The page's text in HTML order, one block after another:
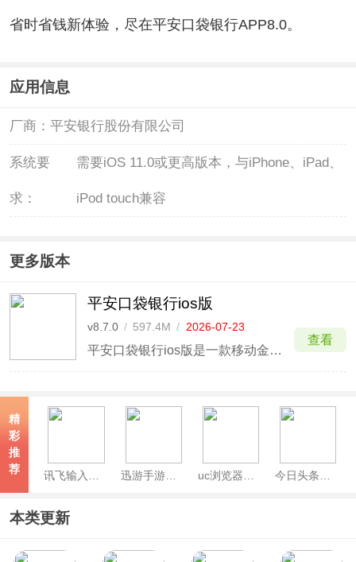
省时省钱新体验，尽在平安口袋银行APP8.0。
应用信息
厂商： 平安银行股份有限公司
系统要
求：
需要iOS 11.0或更高版本，与iPhone、iPad、
iPod touch兼容
更多版本
平安口袋银行ios版
v8.7.0 / 597.4M / 2026-07-23
平安口袋银行ios版是一款移动金融服务类软件。软件致力于为客户提供一个安全、快捷、便利的移动银行服务体验,让用户随时随地掌控自己的金融资金。用户在这款软件中可以直接进行移动端的业务办理，不用再去线下办理业务，十分方便。
查看
精
彩
推
荐
迅游手游加速器苹果版
本类更新